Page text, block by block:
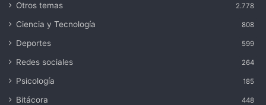
Otros temas 2.778
Ciencia y Tecnología 808
Deportes 599
Redes sociales 264
Psicología 185
Bitácora 448